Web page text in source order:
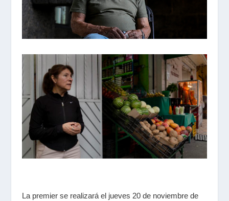
La premier se realizará el jueves 20 de noviembre de